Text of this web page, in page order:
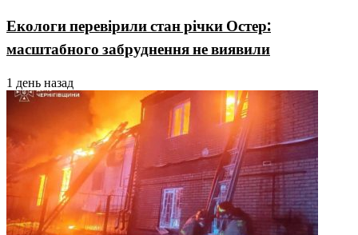
Екологи перевірили стан річки Остер:
масштабного забруднення не виявили
1 день назад